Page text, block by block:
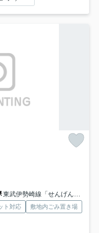
東武伊勢崎線「せんげん台」駅 徒歩34分
ト対応
敷地内ごみ置き場